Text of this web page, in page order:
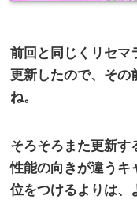
前回と同じくリセマ
更新したので、その
ね。
そろそろまた更新す
性能の向きが違うキ
位をつけるよりは、